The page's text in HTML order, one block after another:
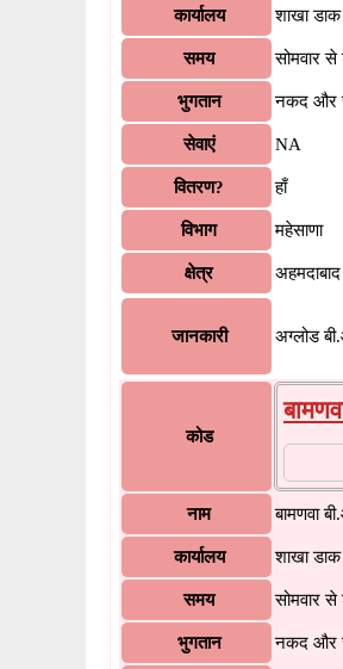
कार्यालय शाखा
समय सोमवार
भुगतान नकद और
सेवाएं NA
वितरण? हाँ
विभाग महेसाणा
क्षेत्र
जानकारी अग्लोड
कोड
नाम बामणवा
कार्यालय शाखा
समय सोमवार
भुगतान नकद और